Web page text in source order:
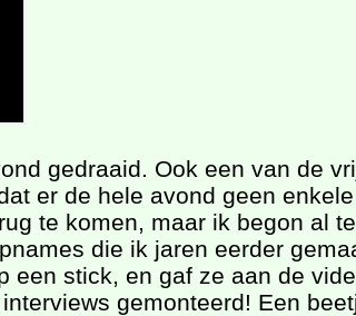
gedraaid. Ook een van de
er de hele avond geen
te komen, maar ik begon al
die ik jaren eerder
stick, en gaf ze aan de
gemonteerd! Een